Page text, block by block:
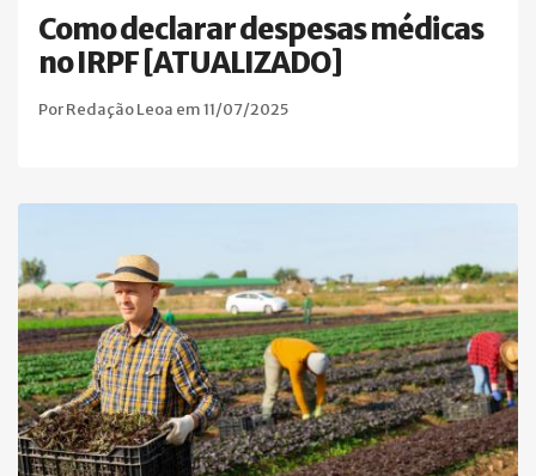
Como declarar despesas médicas
no IRPF [ATUALIZADO]
Por Redação Leoa em 11/07/2025